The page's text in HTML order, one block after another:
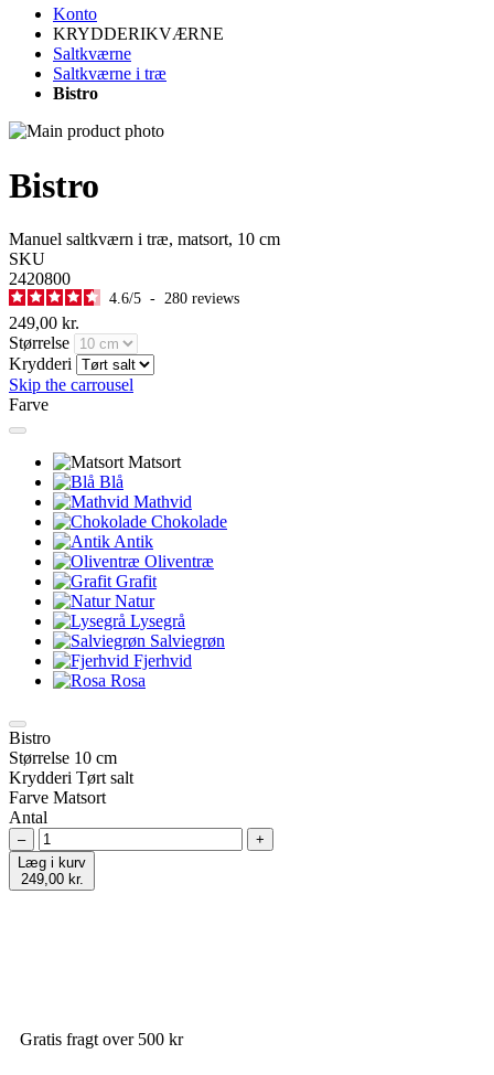
Konto
KRYDDERIKVÆRNE
Saltkværne
Saltkværne i træ
Bistro
Bistro
Manuel saltkværn i træ, matsort, 10 cm
SKU
2420800
4.6/5 - 280 reviews
249,00 kr.
Størrelse
Krydderi
Skip the carrousel
Farve
Matsort
Blå
Mathvid
Chokolade
Antik
Oliventræ
Grafit
Natur
Lysegrå
Salviegrøn
Fjerhvid
Rosa
Bistro
Størrelse 10 cm
Krydderi Tørt salt
Farve Matsort
Antal
–
+
Læg i kurv
249,00 kr.
Gratis fragt over 500 kr